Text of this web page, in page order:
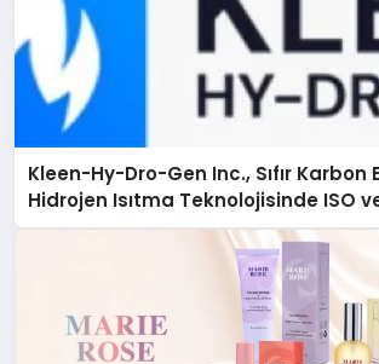
Kleen-Hy-Dro-Gen Inc., Sıfır Karbon
Hidrojen Isıtma Teknolojisinde ISO
Düzenleyici Onaylarını Aldı